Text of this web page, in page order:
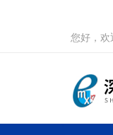
您好，欢